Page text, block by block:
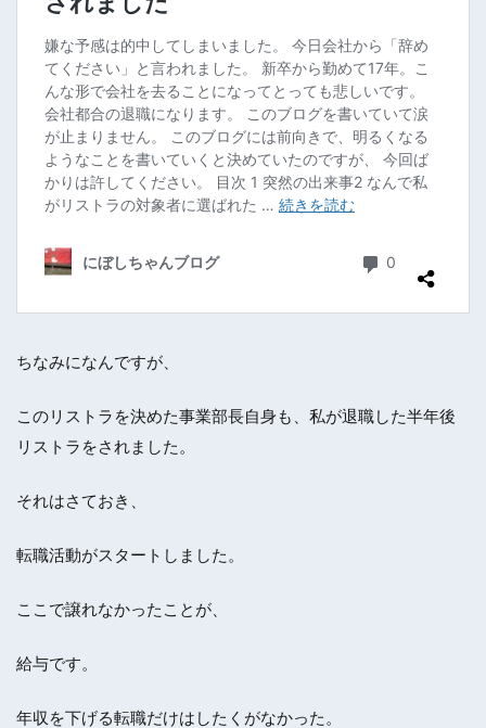
ちなみになんですが、
このリストラを決めた事業部長自身も、私が退職した半年後
リストラをされました。
それはさておき、
転職活動がスタートしました。
ここで譲れなかったことが、
給与です。
年収を下げる転職だけはしたくがなかった。